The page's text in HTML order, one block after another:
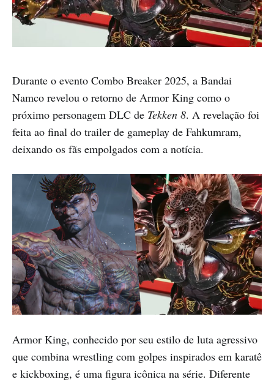
Durante o evento Combo Breaker 2025, a Bandai
Namco revelou o retorno de Armor King como o
próximo personagem DLC de Tekken 8. A revelação foi
feita ao final do trailer de gameplay de Fahkumram,
deixando os fãs empolgados com a notícia.
Armor King, conhecido por seu estilo de luta agressivo
que combina wrestling com golpes inspirados em karatê
e kickboxing, é uma figura icônica na série. Diferente